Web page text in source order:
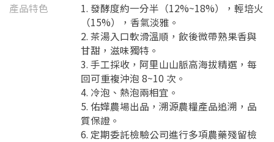
產品特色
1. 發酵度約一分半（12%~18%），輕培火
（15%），香氣淡雅。
2. 茶湯入口軟滑溫順，飲後微帶熟果香與
甘甜，滋味獨特。
3. 手工採收，阿里山山脈高海拔精選，每
回可重複沖泡 8~10 次。
4. 冷泡、熱泡兩相宜。
5. 佑嬅農場出品，溯源農糧產品追溯，品
質保證。
6. 定期委託檢驗公司進行多項農藥殘留檢